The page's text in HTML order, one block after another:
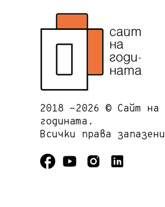
2018 -2026 © Сайт на
годината.
Всички права запазени